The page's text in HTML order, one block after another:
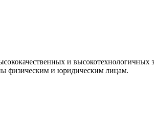
и
физическим и юридическим лицам.